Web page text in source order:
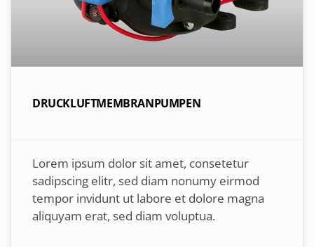
DRUCKLUFTMEMBRANPUMPEN
Lorem ipsum dolor sit amet, consetetur
sadipscing elitr, sed diam nonumy eirmod
tempor invidunt ut labore et dolore magna
aliquyam erat, sed diam voluptua.